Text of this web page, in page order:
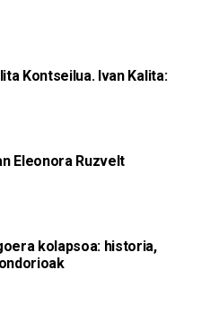
Kontseilua. Ivan Kalita:
Eleonora Ruzvelt
kolapsoa: historia,